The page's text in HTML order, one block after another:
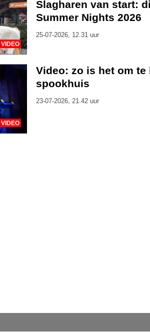
VIDEO
Slagharen van start:
Summer Nights 2026
25-07-2026, 12.31 uur
VIDEO
Video: zo is het om te
spookhuis
23-07-2026, 21.42 uur